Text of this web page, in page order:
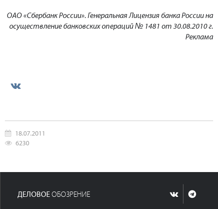
ОАО «Сбербанк России». Генеральная Лицензия банка России на
осуществление банковских операций № 1481 от 30.08.2010 г.
Реклама
18.07.2011
6230
ДЕЛОВОЕ ОБОЗРЕНИЕ